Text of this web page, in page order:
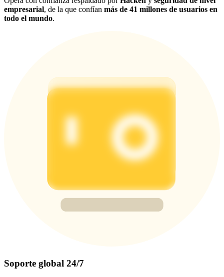
empresarial, de la que confían más de 41 millones de usuarios en
todo el mundo.
Soporte global 24/7